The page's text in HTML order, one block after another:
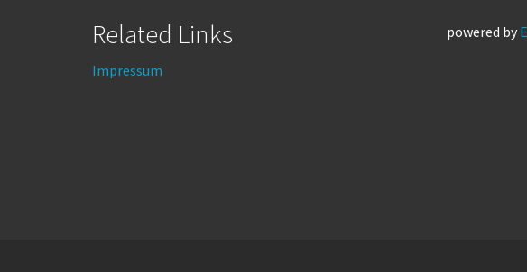
Related Links
Impressum
powered by